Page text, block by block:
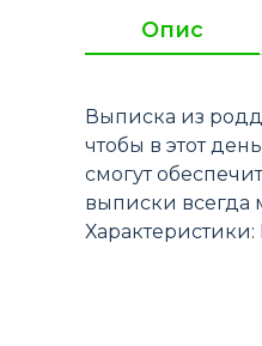
Опис
Выписка из
чтобы в этот
смогут
выписки всегда